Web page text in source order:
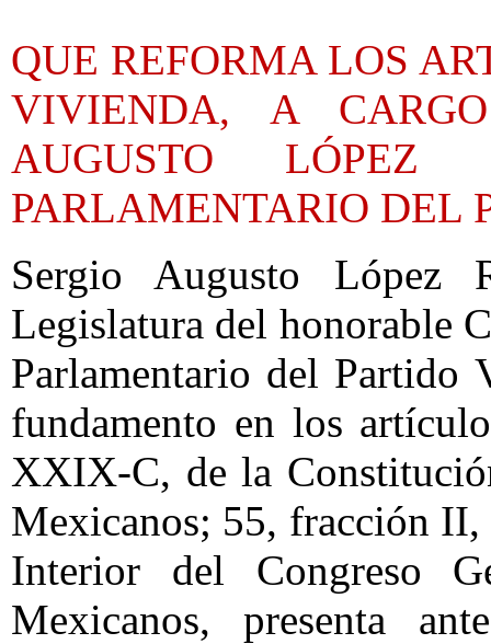
QUE REFORMA LOS
VIVIENDA, A
AUGUSTO LÓPEZ
PARLAMENTARIO DEL
Sergio Augusto López
Legislatura del honorable
Parlamentario del Partido
fundamento en los
XXIX-C, de la
Mexicanos; 55, fracción II,
Interior del Congreso
Mexicanos, presenta